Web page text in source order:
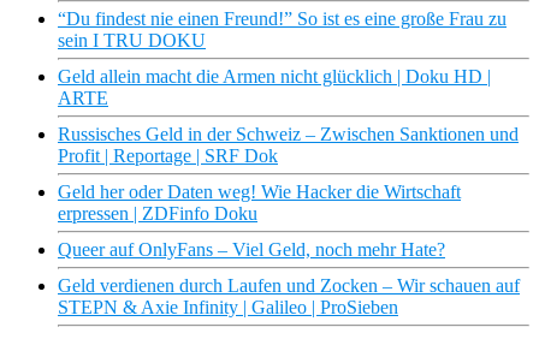
“Du findest nie einen Freund!” So ist es eine große Frau zu
sein I TRU DOKU
Geld allein macht die Armen nicht glücklich | Doku HD |
ARTE
Russisches Geld in der Schweiz – Zwischen Sanktionen und
Profit | Reportage | SRF Dok
Geld her oder Daten weg! Wie Hacker die Wirtschaft
erpressen | ZDFinfo Doku
Queer auf OnlyFans – Viel Geld, noch mehr Hate?
Geld verdienen durch Laufen und Zocken – Wir schauen auf
STEPN & Axie Infinity | Galileo | ProSieben